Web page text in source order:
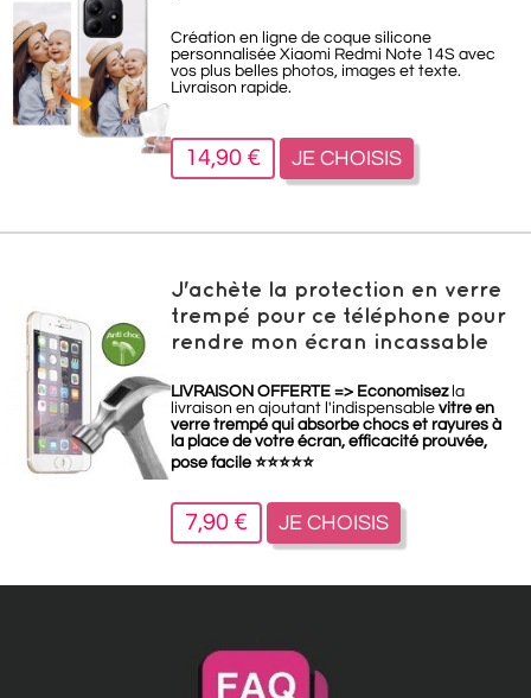
Création en ligne de coque silicone
personnalisée Xiaomi Redmi Note 14S avec
vos plus belles photos, images et texte.
Livraison rapide.
14,90 € JE CHOISIS
J'achète la protection en verre
trempé pour ce téléphone pour
rendre mon écran incassable
LIVRAISON OFFERTE => Economisezla
livraison en ajoutant l'indispensable vitre en
verre trempé qui absorbe chocs et rayures à
la place de votre écran, efficacité prouvée,
pose facile ⭐⭐⭐⭐⭐
7,90 € JE CHOISIS